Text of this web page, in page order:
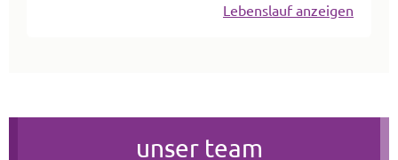
Lebenslauf anzeigen
unser team